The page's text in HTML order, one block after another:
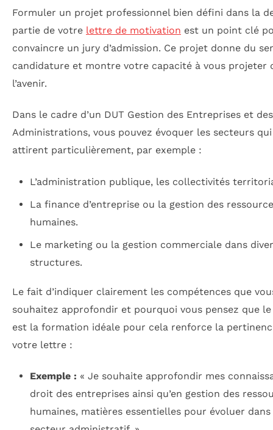
Formuler un projet professionnel bien défini dans la
partie de votre lettre de motivation est un point clé
convaincre un jury d’admission. Ce projet donne du
candidature et montre votre capacité à vous projeter
l’avenir.
Dans le cadre d’un DUT Gestion des Entreprises et des
Administrations, vous pouvez évoquer les secteurs
attirent particulièrement, par exemple :
L’administration publique, les collectivités
La finance d’entreprise ou la gestion des
humaines.
Le marketing ou la gestion commerciale dans
structures.
Le fait d’indiquer clairement les compétences que
souhaitez approfondir et pourquoi vous pensez que le
est la formation idéale pour cela renforce la
votre lettre :
Exemple : « Je souhaite approfondir mes
droit des entreprises ainsi qu’en gestion des
humaines, matières essentielles pour évoluer dans